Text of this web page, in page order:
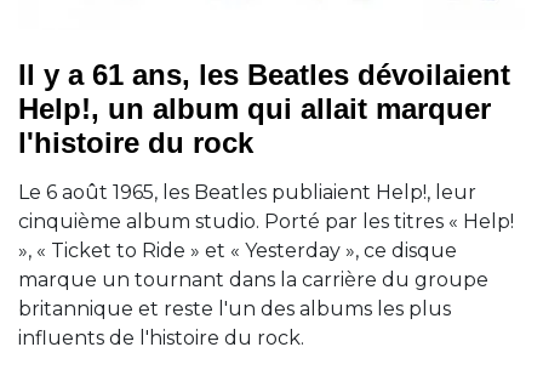
Il y a 61 ans, les Beatles dévoilaient
Help!, un album qui allait marquer
l'histoire du rock
Le 6 août 1965, les Beatles publiaient Help!, leur
cinquième album studio. Porté par les titres « Help!
», « Ticket to Ride » et « Yesterday », ce disque
marque un tournant dans la carrière du groupe
britannique et reste l'un des albums les plus
influents de l'histoire du rock.